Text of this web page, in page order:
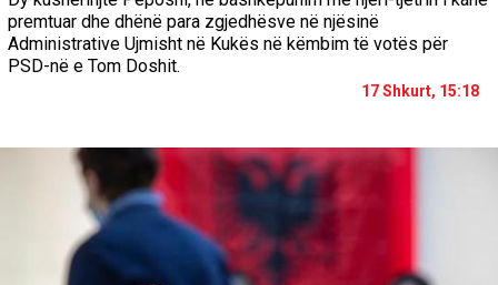
premtuar dhe dhënë para zgjedhësve në njësinë
Administrative Ujmisht në Kukës në këmbim të votës për
PSD-në e Tom Doshit.
17 Shkurt, 15:18